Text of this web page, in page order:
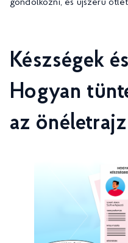
gondolkozni, és újszerű
Készségek
Hogyan
az